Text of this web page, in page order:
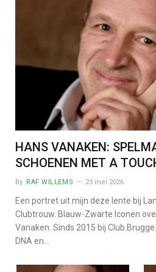
HANS VANAKEN:
SCHOENEN MET A
By RAF WILLEMS 23 mei 2026
Een portret uit mijn deze lente bij
Clubtrouw. Blauw-Zwarte Iconen
Vanaken. Sinds 2015 bij Club
DNA en…